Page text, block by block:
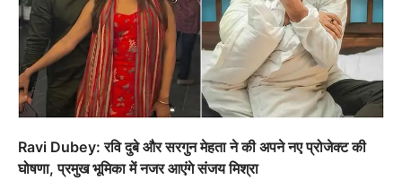
Ravi Dubey: रवि दुबे और सरगुन मेहता ने की अपने नए प्रोजेक्ट की
घोषणा, प्रमुख भूमिका में नजर आएंगे संजय मिश्रा